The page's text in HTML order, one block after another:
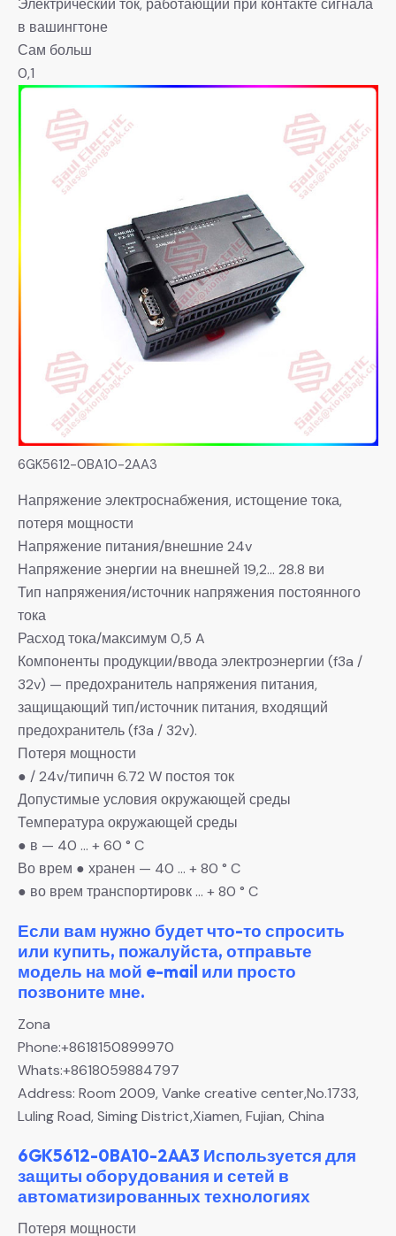
Электрический ток, работающий при контакте сигнала
в вашингтоне
Сам больш
0,1
6GK5612-0BA10-2AA3
Напряжение электроснабжения, истощение тока,
потеря мощности
Напряжение питания/внешние 24v
Напряжение энергии на внешней 19,2… 28.8 ви
Тип напряжения/источник напряжения постоянного
тока
Расход тока/максимум 0,5 A
Компоненты продукции/ввода электроэнергии (f3a /
32v) — предохранитель напряжения питания,
защищающий тип/источник питания, входящий
предохранитель (f3a / 32v).
Потеря мощности
● / 24v/типичн 6.72 W постоя ток
Допустимые условия окружающей среды
Температура окружающей среды
● в — 40 … + 60 ° C
Во врем ● хранен — 40 … + 80 ° C
● во врем транспортировк … + 80 ° C
Если вам нужно будет что-то спросить
или купить, пожалуйста, отправьте
модель на мой e-mail или просто
позвоните мне.
Zona
Phone:+8618150899970
Whats:+8618059884797
Address: Room 2009, Vanke creative center,No.1733,
Luling Road, Siming District,Xiamen, Fujian, China
6GK5612-0BA10-2AA3 Используется для
защиты оборудования и сетей в
автоматизированных технологиях
Потеря мощности